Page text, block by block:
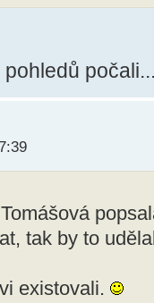
tak by to
existovali.